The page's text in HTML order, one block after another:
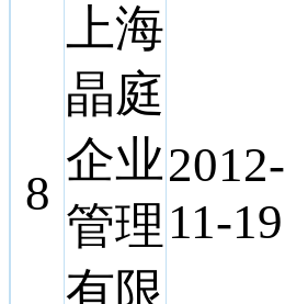
8
上海
晶庭
企业
管理
有限
2012-
11-19